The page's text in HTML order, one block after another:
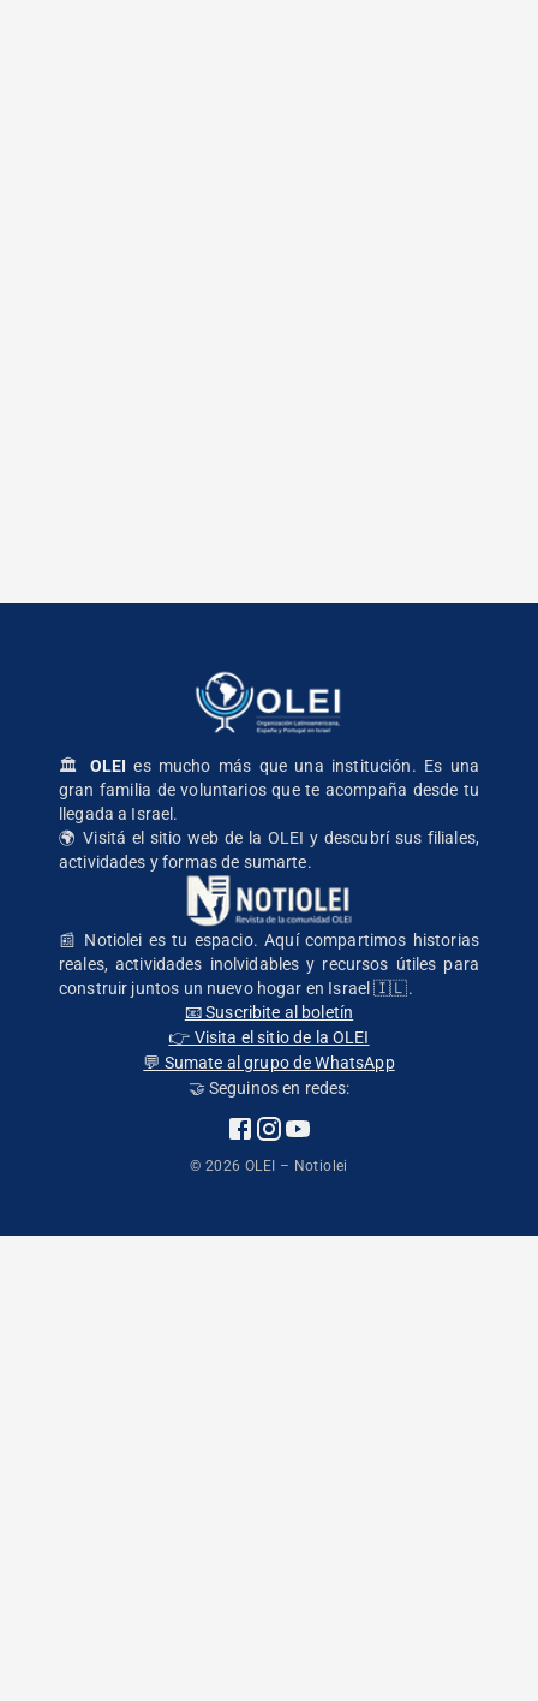
🏛️ OLEI es mucho más que una institución. Es una
gran familia de voluntarios que te acompaña desde tu
llegada a Israel.
🌍 Visitá el sitio web de la OLEI y descubrí sus filiales,
actividades y formas de sumarte.
📰 Notiolei es tu espacio. Aquí compartimos historias
reales, actividades inolvidables y recursos útiles para
construir juntos un nuevo hogar en Israel 🇮🇱.
📧 Suscribite al boletín
👉 Visita el sitio de la OLEI
💬 Sumate al grupo de WhatsApp
🤝 Seguinos en redes:
© 2026 OLEI – Notiolei